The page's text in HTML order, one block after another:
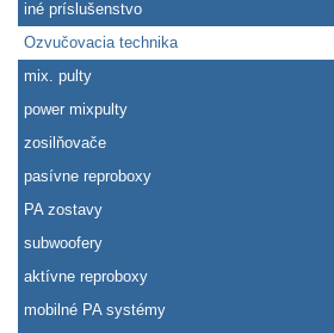
iné príslušenstvo
Ozvučovacia technika
mix. pulty
power mixpulty
zosilňovače
pasívne reproboxy
PA zostavy
subwoofery
aktívne reproboxy
mobilné PA systémy